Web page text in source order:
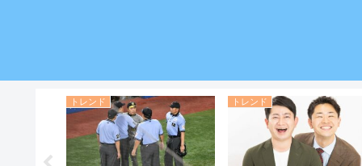
トレンド トレンド